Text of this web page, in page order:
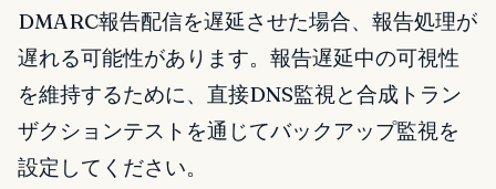
DMARC報告配信を遅延させた場合、報告処理が
遅れる可能性があります。報告遅延中の可視性
を維持するために、直接DNS監視と合成トラン
ザクションテストを通じてバックアップ監視を
設定してください。